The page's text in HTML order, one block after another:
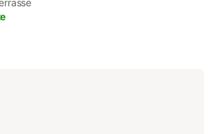
and is 50 km from Girodet Museum and
de Fontainebleau.